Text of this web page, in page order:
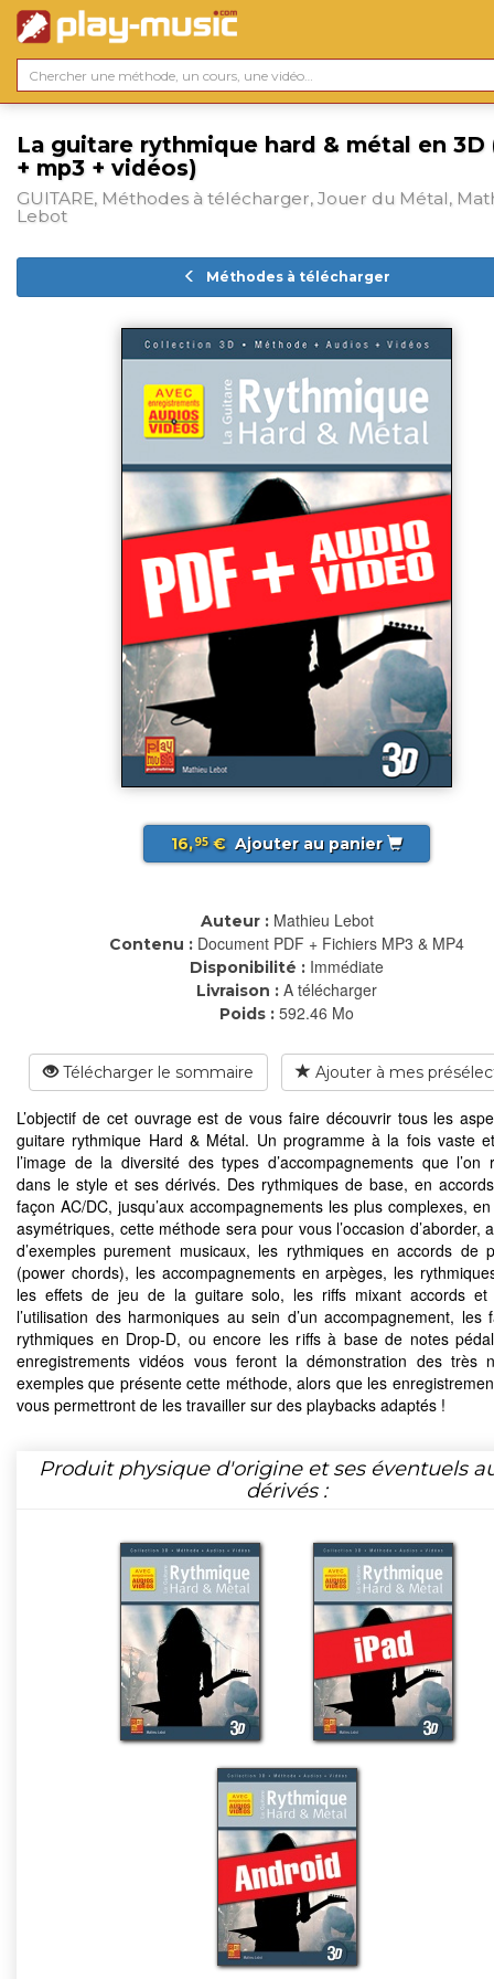
La guitare rythmique hard & métal en 3D
+ mp3 + vidéos)
GUITARE, Méthodes à télécharger, Jouer du Métal,
Lebot
Méthodes à télécharger
16,95€ Ajouter au panier
Auteur : Mathieu Lebot
Contenu : Document PDF + Fichiers MP3 & MP4
Disponibilité : Immédiate
Livraison : A télécharger
Poids : 592.46 Mo
Télécharger le sommaire Ajouter à mes
L’objectif de cet ouvrage est de vous faire découvrir tous les
guitare rythmique Hard & Métal. Un programme à la fois vaste
l’image de la diversité des types d’accompagnements que l’on
dans le style et ses dérivés. Des rythmiques de base, en
façon AC/DC, jusqu’aux accompagnements les plus complexes,
asymétriques, cette méthode sera pour vous l’occasion d’aborder,
d’exemples purement musicaux, les rythmiques en accords de
(power chords), les accompagnements en arpèges, les
les effets de jeu de la guitare solo, les riffs mixant accords et
l’utilisation des harmoniques au sein d’un accompagnement, les
rythmiques en Drop-D, ou encore les riffs à base de notes
enregistrements vidéos vous feront la démonstration des très
exemples que présente cette méthode, alors que les
vous permettront de les travailler sur des playbacks adaptés !
Produit physique d'origine et ses éventuels
dérivés :